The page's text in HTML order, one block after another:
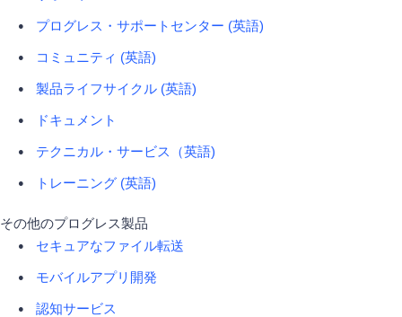
プログレス・サポートセンター (英語)
コミュニティ (英語)
製品ライフサイクル (英語)
ドキュメント
テクニカル・サービス（英語)
トレーニング (英語)
その他のプログレス製品
セキュアなファイル転送
モバイルアプリ開発
認知サービス